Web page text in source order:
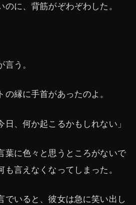
に、背筋がぞわぞわした。
う。
の縁に手首があったのよ。
、何か起こるかもしれない」
葉に色々と思うところがないで
言えなくなってしまった。
でいると、彼女は急に笑い出し